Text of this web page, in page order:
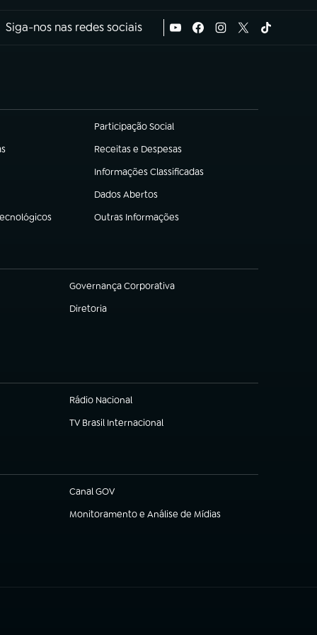
Siga-nos nas redes sociais
Participação Social
(abre em nova aba)
Receitas e Despesas
(abre em nova aba)
Informações Classificadas
(abre em nova aba)
Dados Abertos
(abre em nova aba)
Outras Informações
(abre em nova aba)
Governança Corporativa
(abre em nova aba)
Diretoria
(abre em nova aba)
Rádio Nacional
TV Brasil Internacional
(abre em nova aba)
Canal GOV
(abre em nova aba)
Monitoramento e Análise de Mídias
(abre em nova aba)